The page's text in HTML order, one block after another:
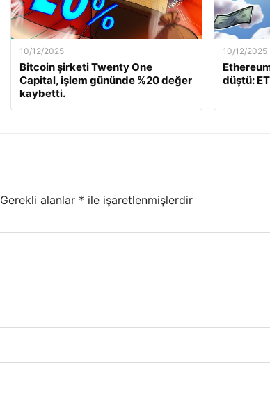
10/12/2025
Bitcoin şirketi Twenty One
Capital, işlem gününde %20 değer
kaybetti.
10/12/2025
düştü:
Gerekli alanlar * ile işaretlenmişlerdir